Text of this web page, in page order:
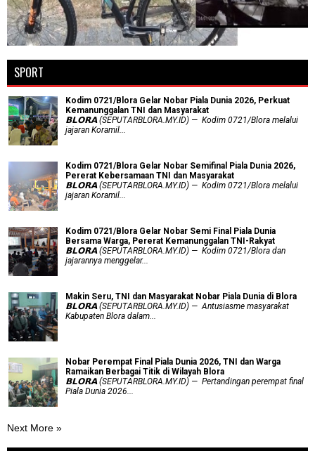
SPORT
Kodim 0721/Blora Gelar Nobar Piala Dunia 2026, Perkuat
Kemanunggalan TNI dan Masyarakat
𝗕𝗟𝗢𝗥𝗔 (SEPUTARBLORA.MY.ID) — Kodim 0721/Blora melalui
jajaran Koramil...
Kodim 0721/Blora Gelar Nobar Semifinal Piala Dunia 2026,
Pererat Kebersamaan TNI dan Masyarakat
𝗕𝗟𝗢𝗥𝗔 (SEPUTARBLORA.MY.ID) — Kodim 0721/Blora melalui
jajaran Koramil...
Kodim 0721/Blora Gelar Nobar Semi Final Piala Dunia
Bersama Warga, Pererat Kemanunggalan TNI-Rakyat
𝗕𝗟𝗢𝗥𝗔 (SEPUTARBLORA.MY.ID) — Kodim 0721/Blora dan
jajarannya menggelar...
Makin Seru, TNI dan Masyarakat Nobar Piala Dunia di Blora
𝗕𝗟𝗢𝗥𝗔 (SEPUTARBLORA.MY.ID) — Antusiasme masyarakat
Kabupaten Blora dalam...
Nobar Perempat Final Piala Dunia 2026, TNI dan Warga
Ramaikan Berbagai Titik di Wilayah Blora
𝗕𝗟𝗢𝗥𝗔 (SEPUTARBLORA.MY.ID) — Pertandingan perempat final
Piala Dunia 2026...
Next More »